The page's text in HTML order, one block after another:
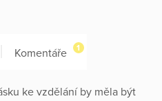
Komentáře 1
ke vzdělání by měla být